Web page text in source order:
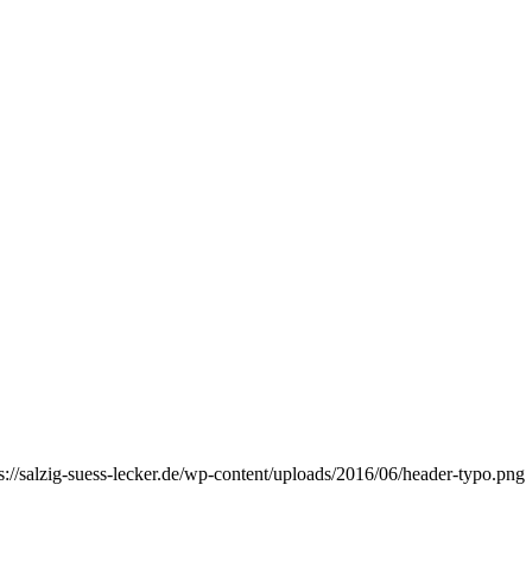
salzig-suess-lecker.de/wp-content/uploads/2016/06/header-typo.png